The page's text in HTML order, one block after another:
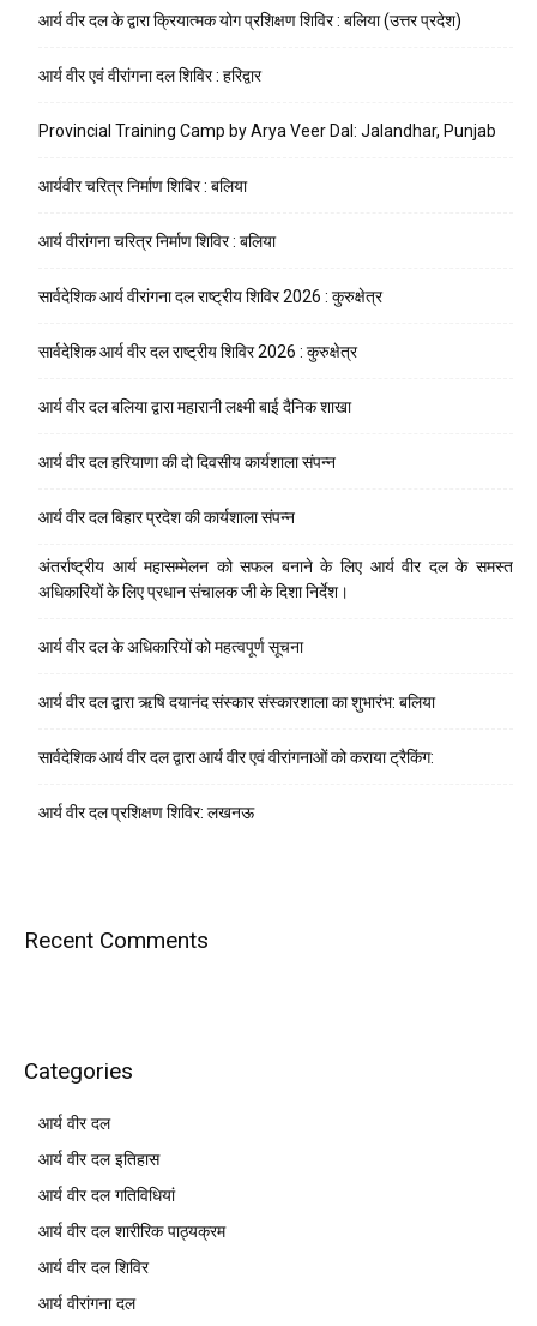
आर्य वीर दल के द्वारा क्रियात्मक योग प्रशिक्षण शिविर : बलिया (उत्तर प्रदेश)
आर्य वीर एवं वीरांगना दल शिविर : हरिद्वार
Provincial Training Camp by Arya Veer Dal: Jalandhar, Punjab
आर्यवीर चरित्र निर्माण शिविर : बलिया
आर्य वीरांगना चरित्र निर्माण शिविर : बलिया
सार्वदेशिक आर्य वीरांगना दल राष्ट्रीय शिविर 2026 : कुरुक्षेत्र
सार्वदेशिक आर्य वीर दल राष्ट्रीय शिविर 2026 : कुरुक्षेत्र
आर्य वीर दल बलिया द्वारा महारानी लक्ष्मी बाई दैनिक शाखा
आर्य वीर दल हरियाणा की दो दिवसीय कार्यशाला संपन्न
आर्य वीर दल बिहार प्रदेश की कार्यशाला संपन्न
अंतर्राष्ट्रीय आर्य महासम्मेलन को सफल बनाने के लिए आर्य वीर दल के समस्त
अधिकारियों के लिए प्रधान संचालक जी के दिशा निर्देश।
आर्य वीर दल के अधिकारियों को महत्वपूर्ण सूचना
आर्य वीर दल द्वारा ऋषि दयानंद संस्कार संस्कारशाला का शुभारंभ: बलिया
सार्वदेशिक आर्य वीर दल द्वारा आर्य वीर एवं वीरांगनाओं को कराया ट्रैकिंग:
आर्य वीर दल प्रशिक्षण शिविर: लखनऊ
Recent Comments
Categories
आर्य वीर दल
आर्य वीर दल इतिहास
आर्य वीर दल गतिविधियां
आर्य वीर दल शारीरिक पाठ्यक्रम
आर्य वीर दल शिविर
आर्य वीरांगना दल